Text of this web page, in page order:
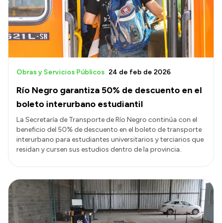
Río Negro garantiza 50% de descuento en el
boleto interurbano estudiantil
Obras y Servicios Públicos 24 de feb de 2026
La Secretaría de Transporte de Río Negro continúa con el
beneficio del 50% de descuento en el boleto de transporte
interurbano para estudiantes universitarios y terciarios que
residan y cursen sus estudios dentro de la provincia.